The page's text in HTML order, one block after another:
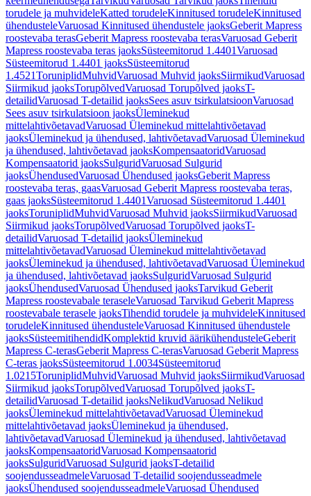
torudele ja muhvideleKatted torudeleKinnitused torudeleKinnitused
ühendusteleVaruosad Kinnitused ühendustele jaoksGeberit Mapress
roostevaba terasGeberit Mapress roostevaba terasVaruosad Geberit
Mapress roostevaba teras jaoksSüsteemitorud 1.4401Varuosad
Süsteemitorud 1.4401 jaoksSüsteemitorud
1.4521ToruniplidMuhvidVaruosad Muhvid jaoksSiirmikudVaruosad
Siirmikud jaoksTorupõlvedVaruosad Torupõlved jaoksT-
detailidVaruosad T-detailid jaoksSees asuv tsirkulatsioonVaruosad
Sees asuv tsirkulatsioon jaoksÜleminekud
mittelahtivõetavadVaruosad Üleminekud mittelahtivõetavad
jaoksÜleminekud ja ühendused, lahtivõetavadVaruosad Üleminekud
ja ühendused, lahtivõetavad jaoksKompensaatoridVaruosad
Kompensaatorid jaoksSulguridVaruosad Sulgurid
jaoksÜhendusedVaruosad Ühendused jaoksGeberit Mapress
roostevaba teras, gaasVaruosad Geberit Mapress roostevaba teras,
gaas jaoksSüsteemitorud 1.4401Varuosad Süsteemitorud 1.4401
jaoksToruniplidMuhvidVaruosad Muhvid jaoksSiirmikudVaruosad
Siirmikud jaoksTorupõlvedVaruosad Torupõlved jaoksT-
detailidVaruosad T-detailid jaoksÜleminekud
mittelahtivõetavadVaruosad Üleminekud mittelahtivõetavad
jaoksÜleminekud ja ühendused, lahtivõetavadVaruosad Üleminekud
ja ühendused, lahtivõetavad jaoksSulguridVaruosad Sulgurid
jaoksÜhendusedVaruosad Ühendused jaoksTarvikud Geberit
Mapress roostevabale teraseleVaruosad Tarvikud Geberit Mapress
roostevabale terasele jaoksTihendid torudele ja muhvideleKinnitused
torudeleKinnitused ühendusteleVaruosad Kinnitused ühendustele
jaoksSüsteemitihendidKomplektid kruvid äärikühendusteleGeberit
Mapress C-terasGeberit Mapress C-terasVaruosad Geberit Mapress
C-teras jaoksSüsteemitorud 1.0034Süsteemitorud
1.0215ToruniplidMuhvidVaruosad Muhvid jaoksSiirmikudVaruosad
Siirmikud jaoksTorupõlvedVaruosad Torupõlved jaoksT-
detailidVaruosad T-detailid jaoksNelikudVaruosad Nelikud
jaoksÜleminekud mittelahtivõetavadVaruosad Üleminekud
mittelahtivõetavad jaoksÜleminekud ja ühendused,
lahtivõetavadVaruosad Üleminekud ja ühendused, lahtivõetavad
jaoksKompensaatoridVaruosad Kompensaatorid
jaoksSulguridVaruosad Sulgurid jaoksT-detailid
soojendusseadmeleVaruosad T-detailid soojendusseadmele
jaoksÜhendused soojendusseadmeleVaruosad Ühendused